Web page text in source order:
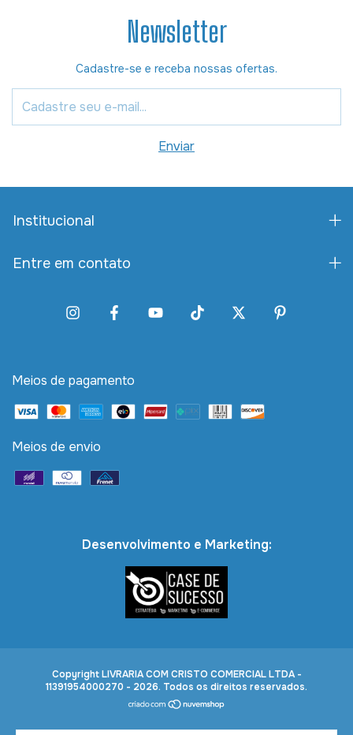
Newsletter
Cadastre-se e receba nossas ofertas.
Institucional
Entre em contato
Meios de pagamento
Meios de envio
Desenvolvimento e Marketing:
Copyright LIVRARIA COM CRISTO COMERCIAL LTDA -
11391954000270 - 2026. Todos os direitos reservados.